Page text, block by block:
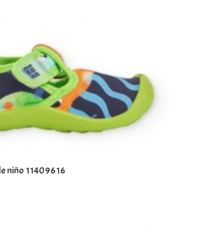
niño 11409616